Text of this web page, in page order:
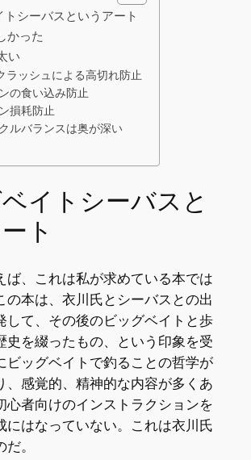
トシーバスというアート
かった
い
ラッシュによる高切れ防止
の食い込み防止
損耗防止
ルバランスは奥が深い
イトシーバスと
ト
ば、これは私が求めている本では
の本は、衣川氏とシーバスとの出
して、その後のビッグベイトと歩
史を綴ったもの、という印象を受
ビッグベイトで釣ることの哲学が
、感覚的、精神的な内容が多くあ
心者向けのインストラクションを
にはなっていない。これは衣川氏
。